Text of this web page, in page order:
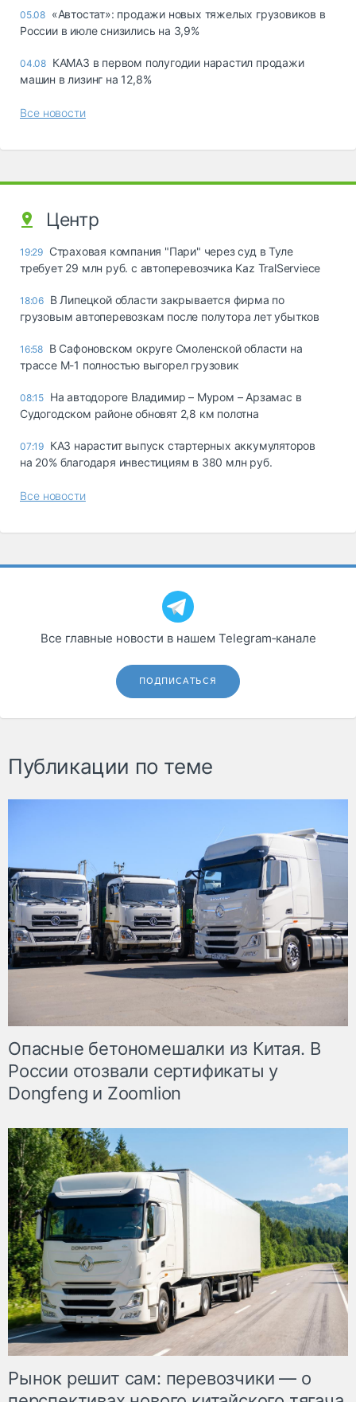
05.08 «Автостат»: продажи новых тяжелых грузовиков в
России в июле снизились на 3,9%
04.08 КАМАЗ в первом полугодии нарастил продажи
машин в лизинг на 12,8%
Все новости
Центр
19:29 Страховая компания "Пари" через суд в Туле
требует 29 млн руб. с автоперевозчика Kaz TralServiece
18:06 В Липецкой области закрывается фирма по
грузовым автоперевозкам после полутора лет убытков
16:58 В Сафоновском округе Смоленской области на
трассе М-1 полностью выгорел грузовик
08:15 На автодороге Владимир – Муром – Арзамас в
Судогодском районе обновят 2,8 км полотна
07:19 КАЗ нарастит выпуск стартерных аккумуляторов
на 20% благодаря инвестициям в 380 млн руб.
Все новости
Все главные новости в нашем Telegram‑канале
ПОДПИСАТЬСЯ
Публикации по теме
Опасные бетономешалки из Китая. В
России отозвали сертификаты у
Dongfeng и Zoomlion
Рынок решит сам: перевозчики — о